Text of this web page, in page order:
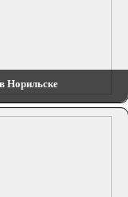
Норильске